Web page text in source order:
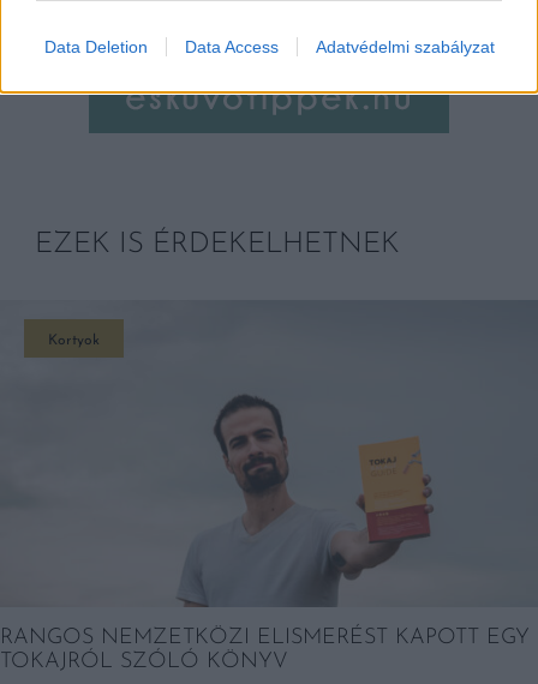
Data Deletion Data Access Adatvédelmi szabályzat
EZEK IS ÉRDEKELHETNEK
Kortyok
RANGOS NEMZETKÖZI ELISMERÉST KAPOTT EGY
TOKAJRÓL SZÓLÓ KÖNYV